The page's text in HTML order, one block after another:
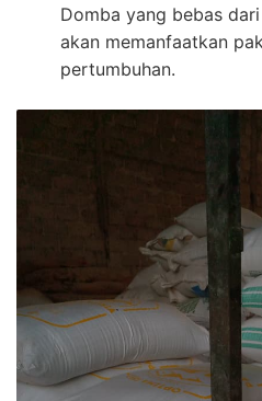
Domba yang bebas
akan memanfaatkan
pertumbuhan.